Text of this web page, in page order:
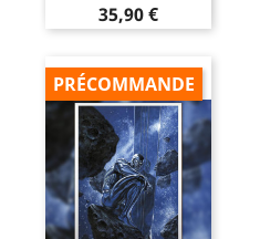
Prix
35,90 €
PRÉCOMMANDE